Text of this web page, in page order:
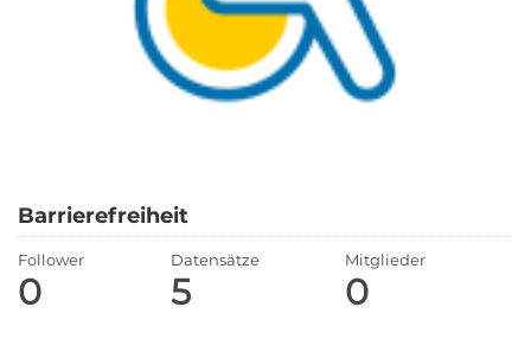
Barrierefreiheit
Follower
0
Datensätze
5
Mitglieder
0